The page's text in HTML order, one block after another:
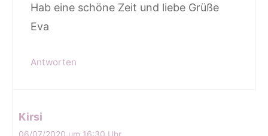
Hab eine schöne Zeit und liebe Grüße
Eva
Antworten
Kirsi
06/07/2020 um 16:30 Uhr